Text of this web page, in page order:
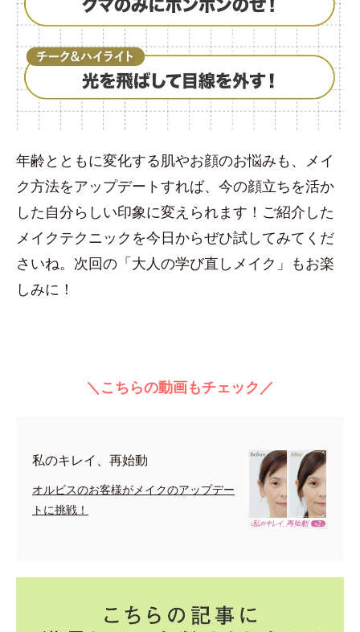
年齢とともに変化する肌やお顔のお悩みも、メイ
ク方法をアップデートすれば、今の顔立ちを活か
した自分らしい印象に変えられます！ご紹介した
メイクテクニックを今日からぜひ試してみてくだ
さいね。次回の「大人の学び直しメイク」もお楽
しみに！
＼こちらの動画もチェック／
私のキレイ、再始動
オルビスのお客様がメイクのアップデー
トに挑戦！